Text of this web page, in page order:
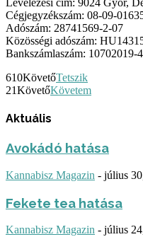
Cégjegyzékszám: 08-09-
Adószám: 28741569-2-07
Közösségi adószám:
Bankszámlaszám:
610KövetőTetszik
21KövetőKövetem
Aktuális
Avokádó hatása
Kannabisz Magazin - július
Fekete tea hatása
Kannabisz Magazin - július